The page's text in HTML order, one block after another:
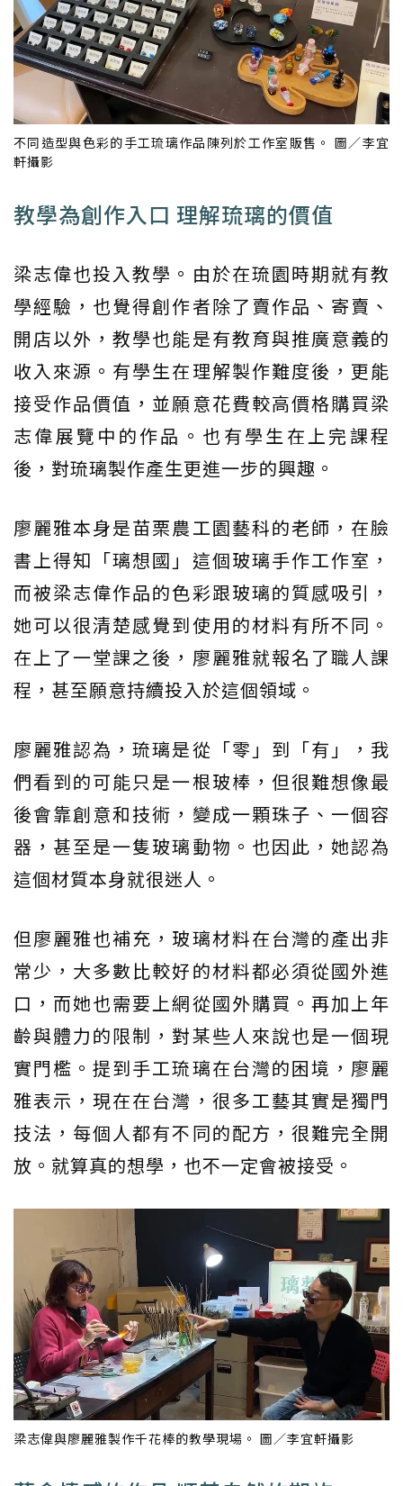
不同造型與色彩的手工琉璃作品陳列於工作室販售。 圖／李宜
軒攝影
教學為創作入口 理解琉璃的價值
梁志偉也投入教學。由於在琉園時期就有教
學經驗，也覺得創作者除了賣作品、寄賣、
開店以外，教學也能是有教育與推廣意義的
收入來源。有學生在理解製作難度後，更能
接受作品價值，並願意花費較高價格購買梁
志偉展覽中的作品。也有學生在上完課程
後，對琉璃製作產生更進一步的興趣。
廖麗雅本身是苗栗農工園藝科的老師，在臉
書上得知「璃想國」這個玻璃手作工作室，
而被梁志偉作品的色彩跟玻璃的質感吸引，
她可以很清楚感覺到使用的材料有所不同。
在上了一堂課之後，廖麗雅就報名了職人課
程，甚至願意持續投入於這個領域。
廖麗雅認為，琉璃是從「零」到「有」，我
們看到的可能只是一根玻棒，但很難想像最
後會靠創意和技術，變成一顆珠子、一個容
器，甚至是一隻玻璃動物。也因此，她認為
這個材質本身就很迷人。
但廖麗雅也補充，玻璃材料在台灣的產出非
常少，大多數比較好的材料都必須從國外進
口，而她也需要上網從國外購買。再加上年
齡與體力的限制，對某些人來說也是一個現
實門檻。提到手工琉璃在台灣的困境，廖麗
雅表示，現在在台灣，很多工藝其實是獨門
技法，每個人都有不同的配方，很難完全開
放。就算真的想學，也不一定會被接受。
梁志偉與廖麗雅製作千花棒的教學現場。 圖／李宜軒攝影